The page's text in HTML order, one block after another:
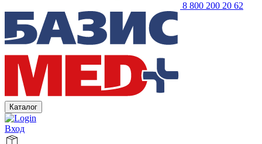
8 800 200 20 62
Каталог
Вход